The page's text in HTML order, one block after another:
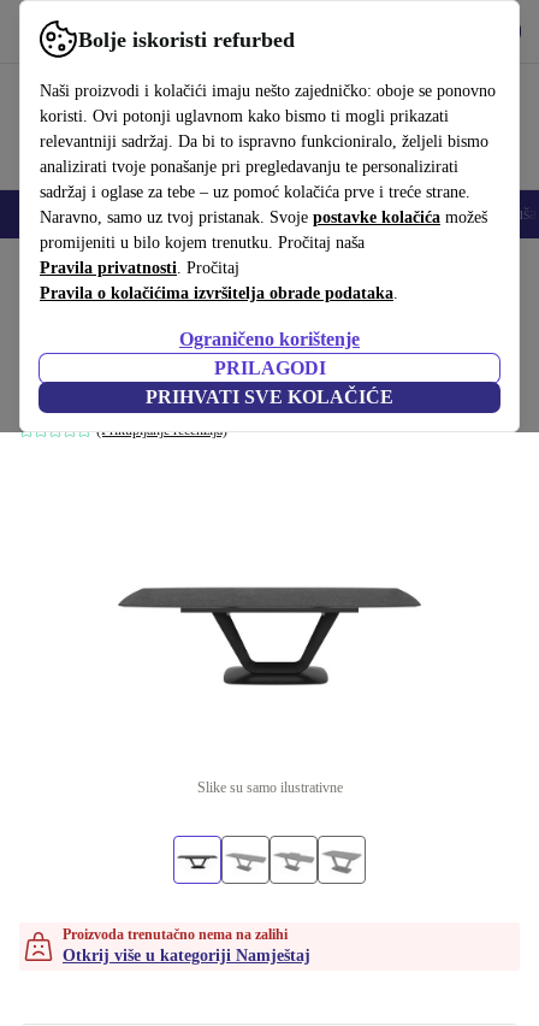
Bolje iskoristi refurbed
Naši proizvodi i kolačići imaju nešto zajedničko: oboje se ponovno
koristi. Ovi potonji uglavnom kako bismo ti mogli prikazati
relevantniji sadržaj. Da bi to ispravno funkcioniralo, željeli bismo
analizirati tvoje ponašanje pri pregledavanju te personalizirati
sadržaj i oglase za tebe – uz pomoć kolačića prve i treće strane.
Naravno, samo uz tvoj pristanak. Svoje postavke kolačića možeš
promijeniti u bilo kojem trenutku. Pročitaj naša
Pravila privatnosti. Pročitaj
Pravila o kolačićima izvršitelja obrade podataka.
Ograničeno korištenje
PRILAGODI
PRIHVATI SVE KOLAČIĆE
Koristi refurbed brzo i jednostavno
Mobiteli Prijenosna računala Tableti Pametni satovi Dodaci
Početna stranica Proizvodi Kućanstvo
Alicante Rastezljivi blagovaonski stol s
kamenom pločom 183 do 263 cm
Crna
(Prikupljanje recenzija)
Slike su samo ilustrativne
Proizvoda trenutačno nema na zalihi
Otkrij više u kategoriji Namještaj